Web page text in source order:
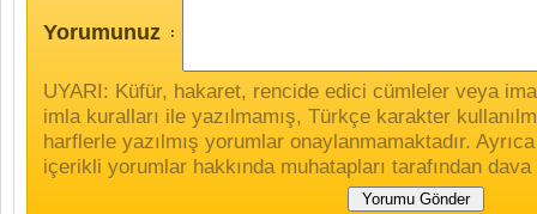
Yorumunuz :
UYARI: Küfür, hakaret, rencide edici cümleler veya
imla kuralları ile yazılmamış, Türkçe karakter
harflerle yazılmış yorumlar onaylanmamaktadır.
içerikli yorumlar hakkında muhatapları tarafından